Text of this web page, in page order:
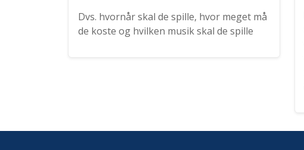
Dvs. hvornår skal de spille, hvor meget må
de koste og hvilken musik skal de spille